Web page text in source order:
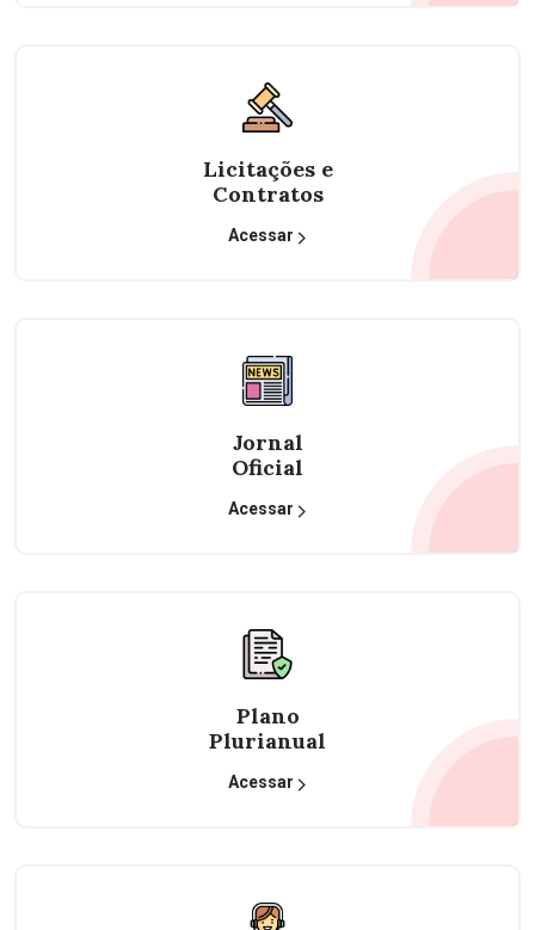
Licitações e
Contratos
Acessar
Jornal
Oficial
Acessar
Plano
Plurianual
Acessar